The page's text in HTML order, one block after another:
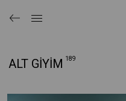
ALT GİYİM 189